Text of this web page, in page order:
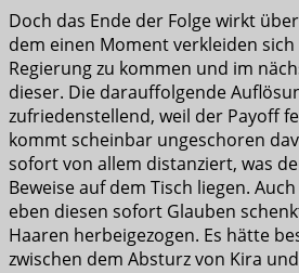
Doch das Ende der Folge wirkt
dem einen Moment verkleiden
Regierung zu kommen und im
dieser. Die darauffolgende
zufriedenstellend, weil der Payoff
kommt scheinbar ungeschoren
sofort von allem distanziert, was
Beweise auf dem Tisch liegen.
eben diesen sofort Glauben
Haaren herbeigezogen. Es hätte
zwischen dem Absturz von Kira